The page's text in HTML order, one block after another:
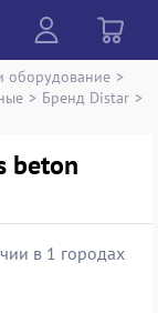
оборудование >
> Бренд Distar >
beton
в 1 городах